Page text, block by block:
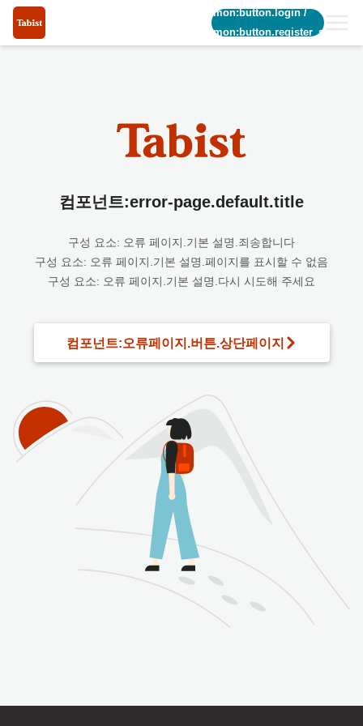
common:button.login/
common:button.register_short
컴포넌트:error-page.default.title
구성 요소: 오류 페이지.기본 설명.죄송합니다
구성 요소: 오류 페이지.기본 설명.페이지를 표시할 수 없음
구성 요소: 오류 페이지.기본 설명.다시 시도해 주세요
컴포넌트:오류페이지.버튼.상단페이지